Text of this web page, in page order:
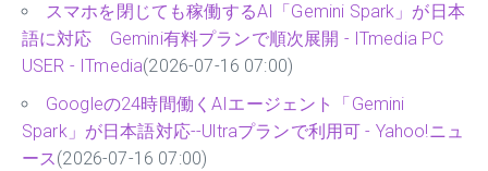
スマホを閉じても稼働するAI「Gemini Spark」が日本
語に対応 Gemini有料プランで順次展開 - ITmedia PC
USER - ITmedia(2026-07-16 07:00)
Googleの24時間働くAIエージェント「Gemini
Spark」が日本語対応--Ultraプランで利用可 - Yahoo!ニュ
ース(2026-07-16 07:00)